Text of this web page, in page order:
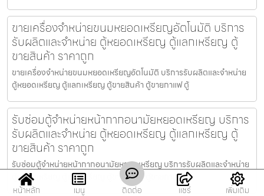
ขายเครื่องจำหน่ายขนมหยอดเหรียญ​​อัตโนมัติ บริการ
รับผลิตและจำหน่าย ตู้หยอดเหรียญ ตู้แลกเหรียญ ตู้
ขายสินค้า ราคาถูก
ขายเครื่องจำหน่ายขนมหยอดเหรียญ​​อัตโนมัติ บริการรับผลิตและจำหน่าย
ตู้หยอดเหรียญ ตู้แลกเหรียญ ตู้ขายสินค้า ตู้ขายกาแฟ ตู้
รับซ่อมตู้จำหน่ายหน้ากากอนามัยหยอดเหรียญ​​ บริการ
รับผลิตและจำหน่าย ตู้หยอดเหรียญ ตู้แลกเหรียญ ตู้
ขายสินค้า ราคาถูก
รับซ่อมตู้จำหน่ายหน้ากากอนามัยหยอดเหรียญ​​ บริการรับผลิตและจำหน่าย
ตู้หยอดเหรียญ ตู้แลกเหรียญ ตู้ขายสินค้า ตู้ขายกาแฟ ตู
หน้าหลัก
เมนู ติดต่อ แชร์ เพิ่มเติม